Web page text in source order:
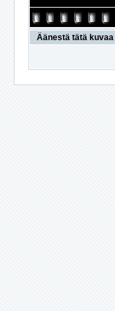
Äänestä tätä kuvaa